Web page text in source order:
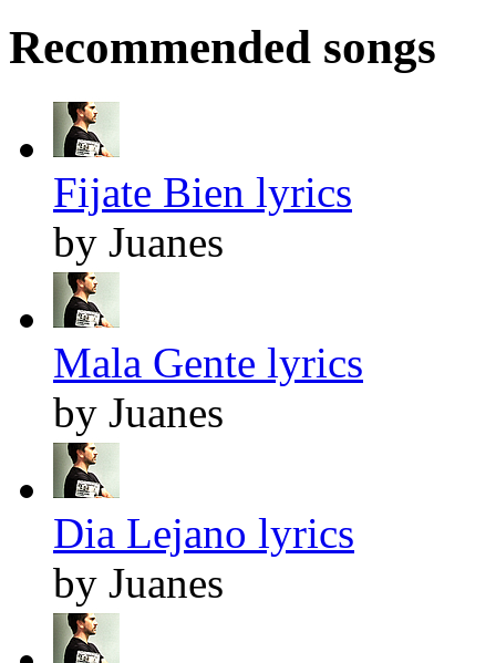
Recommended songs
Fijate Bien lyrics
by Juanes
Mala Gente lyrics
by Juanes
Dia Lejano lyrics
by Juanes